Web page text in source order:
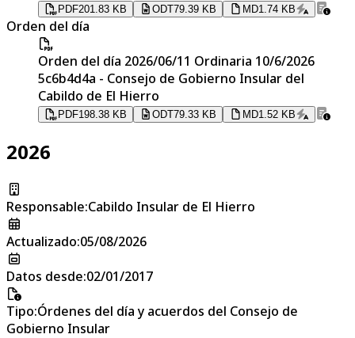
PDF201.83 KB ODT79.39 KB MD1.74 KB
Orden del día
Orden del día 2026/06/11 Ordinaria 10/6/2026
5c6b4d4a - Consejo de Gobierno Insular del
Cabildo de El Hierro
PDF198.38 KB ODT79.33 KB MD1.52 KB
2026
Responsable:Cabildo Insular de El Hierro
Actualizado:05/08/2026
Datos desde:02/01/2017
Tipo:Órdenes del día y acuerdos del Consejo de
Gobierno Insular